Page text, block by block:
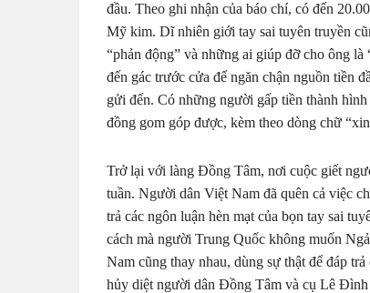
đầu. Theo ghi nhận của báo chí, có đến
Mỹ kim. Dĩ nhiên giới tay sai tuyên truyền
“phản động” và những ai giúp đỡ cho ông
đến gác trước cửa để ngăn chận nguồn tiền
gửi đến. Có những người gấp tiền thành
đồng gom góp được, kèm theo dòng chữ
Trở lại với làng Đồng Tâm, nơi cuộc giết
tuần. Người dân Việt Nam đã quên cả việc
trả các ngôn luận hèn mạt của bọn tay sai
cách mà người Trung Quốc không muốn
Nam cũng thay nhau, dùng sự thật để đáp
hủy diệt người dân Đồng Tâm và cụ Lê